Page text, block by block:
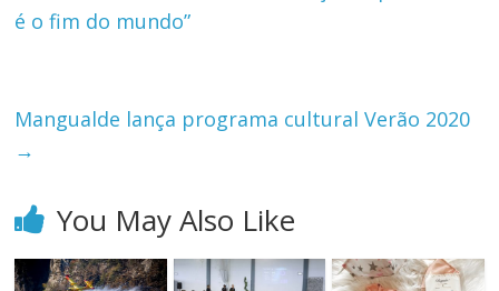
é o fim do mundo”
Mangualde lança programa cultural Verão 2020
→
You May Also Like